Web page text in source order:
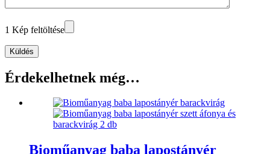
1 Kép feltöltése
Küldés
Érdekelhetnek még…
Bioműanyag baba lapostányér